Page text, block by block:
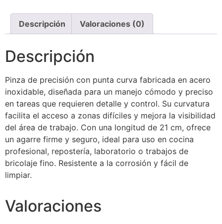
Descripción Valoraciones (0)
Descripción
Pinza de precisión con punta curva fabricada en acero
inoxidable, diseñada para un manejo cómodo y preciso
en tareas que requieren detalle y control. Su curvatura
facilita el acceso a zonas difíciles y mejora la visibilidad
del área de trabajo. Con una longitud de 21 cm, ofrece
un agarre firme y seguro, ideal para uso en cocina
profesional, repostería, laboratorio o trabajos de
bricolaje fino. Resistente a la corrosión y fácil de
limpiar.
Valoraciones